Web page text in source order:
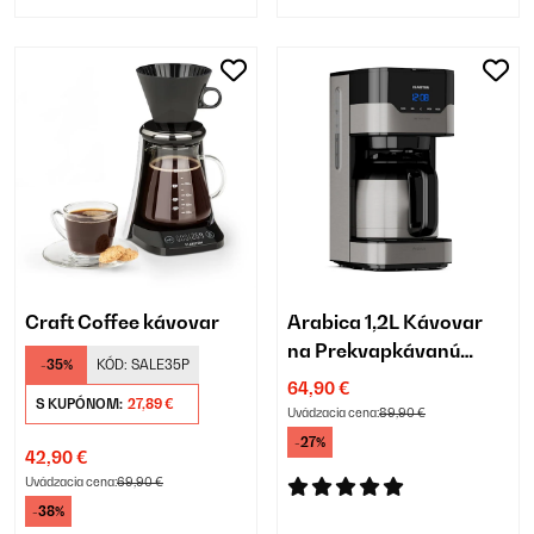
Craft Coffee kávovar
-35% KÓD: SALE35P
S KUPÓNOM: 27,89 €
42,90 €
Uvádzacia cena:69,90 €
-38%
Arabica 1,2L Kávovar
na Prekvapkávanú
Kávu 10 Šálok
Strieborná
64,90 €
Uvádzacia cena:89,90 €
-27%